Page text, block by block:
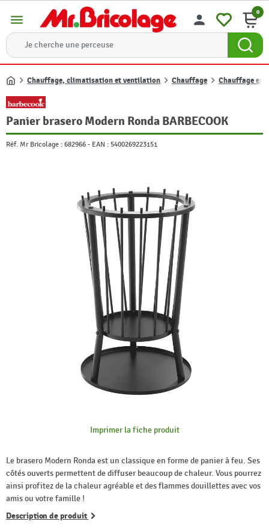
menu person 0
Accueil
Chauffage, climatisation et ventilation Chauffage Chauffage
Panier brasero Modern Ronda BARBECOOK
Réf. Mr Bricolage : 682966 - EAN : 5400269223151
Imprimer la fiche produit
Le brasero Modern Ronda est un classique en forme de panier à feu. Ses
côtés ouverts permettent de diffuser beaucoup de chaleur. Vous pourrez
ainsi profitez de la chaleur agréable et des flammes douillettes avec vos
amis ou votre famille !
Description de produit